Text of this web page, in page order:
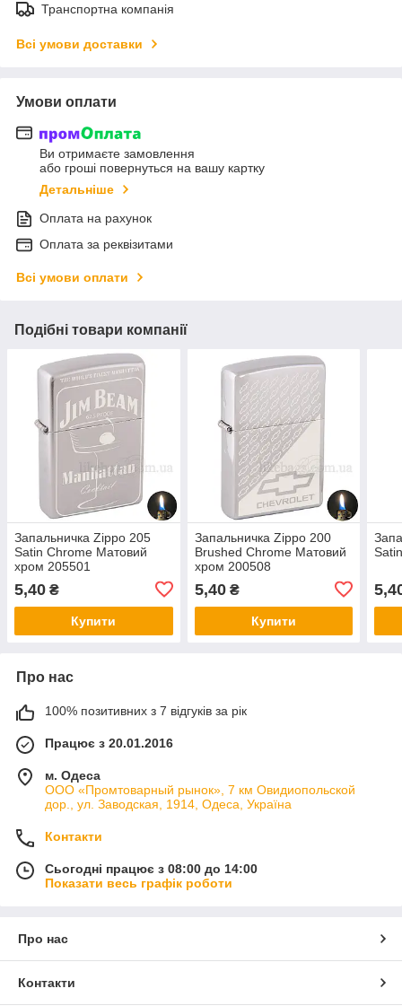
Транспортна компанія
Всі умови доставки
Умови оплати
Ви отримаєте замовлення
або гроші повернуться на вашу картку
Детальніше
Оплата на рахунок
Оплата за реквізитами
Всі умови оплати
Подібні товари компанії
Запальничка Zippo 205
Satin Chrome Матовий
хром 205501
5,40 ₴
Купити
Запальничка Zippo 200
Brushed Chrome Матовий
хром 200508
5,40₴
Купити
Про нас
100% позитивних з 7 відгуків за рік
Працює з 20.01.2016
м. Одеса
ООО «Промтоварный рынок», 7 км Овидиопольской
дор., ул. Заводская, 1914, Одеса, Україна
Контакти
Сьогодні працює з 08:00 до 14:00
Показати весь графік роботи
Про нас
Контакти